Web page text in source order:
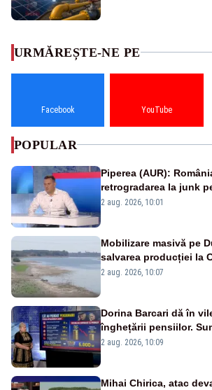
URMĂREȘTE-NE PE
Facebook YouTube
POPULAR
Piperea (AUR):
retrogradarea la junk
catastrofă pentru
2 aug. 2026, 10:01
Mobilizare masivă pe
salvarea producției la
va detona o stâncă și
2 aug. 2026, 10:07
Dorina Barcari dă în
înghețării pensiilor.
pierdute de fiecare
2 aug. 2026, 10:09
Mihai Chirica, atac